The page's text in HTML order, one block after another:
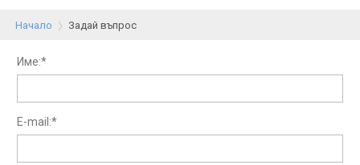
АЛЕКСАНДРИЯ хотели
Тунис
Начало Задай въпрос
Име:*
E-mail:*